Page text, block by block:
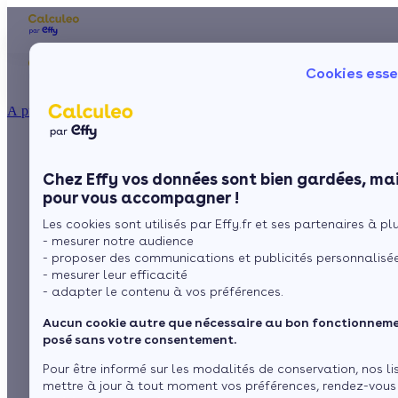
Cookies
Chez Effy vos données sont bien gardées,
pour vous accompagner !
Les cookies sont utilisés par Effy.fr et ses partenaires à
- mesurer notre audience
- proposer des communications et publicités
- mesurer leur efficacité
- adapter le contenu à vos préférences.
Aucun cookie autre que nécessaire au bon
posé sans votre consentement.
Pour être informé sur les modalités de conservation, nos
mettre à jour à tout moment vos préférences, rendez-
À propos
Ma Prime Rénov'
Le chèque énergie
La TVA réduite
L'éco-prêt à taux zéro
Trouver mes aides
Nos conseils
Sol
Fenêtres
Pour quel type de
solution de chauffage
opter
Sommaire
Le chauffage au gaz, abordable et efficace